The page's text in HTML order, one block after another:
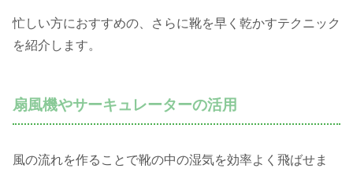
忙しい方におすすめの、さらに靴を早く乾かすテクニック
を紹介します。
扇風機やサーキュレーターの活用
風の流れを作ることで靴の中の湿気を効率よく飛ばせま